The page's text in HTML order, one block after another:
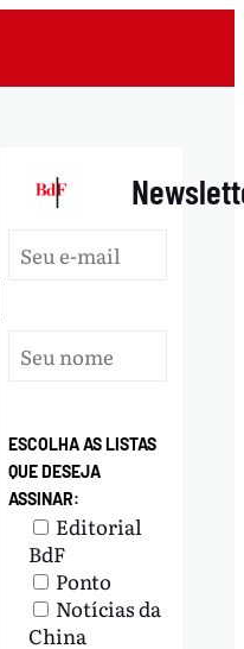
|
ESCOLHA AS LISTAS
QUE DESEJA
ASSINAR:
Editorial
BdF
Ponto
Notícias da
China